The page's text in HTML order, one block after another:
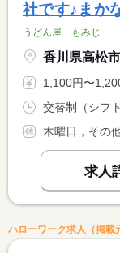
社です♪まか
うどん屋 もみじ
香川県高松市
1,100円〜1,200円 ※フルタ
木曜日，その
求人
ハローワーク求人（掲載